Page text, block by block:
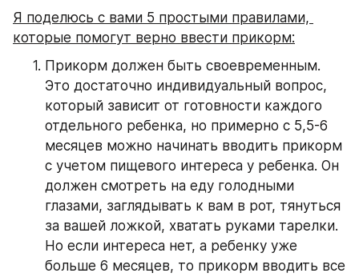
Я поделюсь с вами 5 простыми правилами,
которые помогут верно ввести прикорм:
Прикорм должен быть своевременным.
Это достаточно индивидуальный вопрос,
который зависит от готовности каждого
отдельного ребенка, но примерно с 5,5-6
месяцев можно начинать вводить прикорм
с учетом пищевого интереса у ребенка. Он
должен смотреть на еду голодными
глазами, заглядывать к вам в рот, тянуться
за вашей ложкой, хватать руками тарелки.
Но если интереса нет, а ребенку уже
больше 6 месяцев, то прикорм вводить все